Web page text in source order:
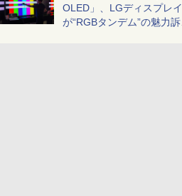
OLED」、LGディスプレイ
が“RGBタンデム”の魅力訴